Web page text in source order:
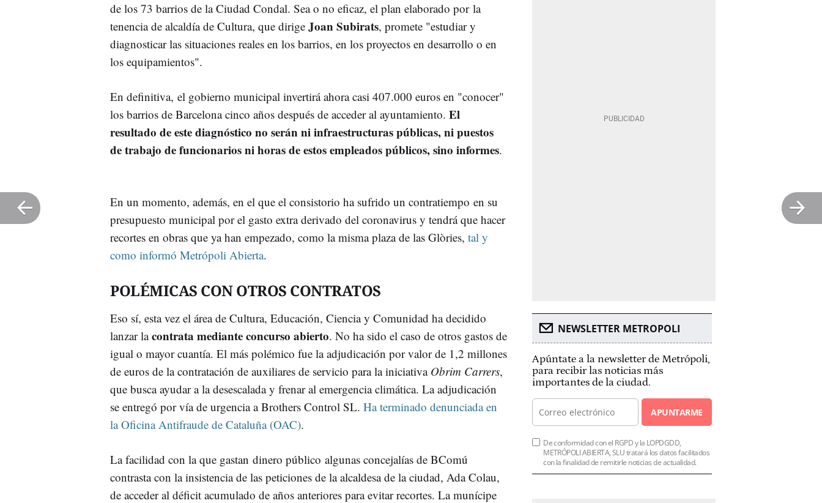
de los 73 barrios de la Ciudad Condal. Sea o no eficaz, el plan elaborado por la
tenencia de alcaldía de Cultura, que dirige Joan Subirats, promete "estudiar y
diagnosticar las situaciones reales en los barrios, en los proyectos en desarrollo o en
los equipamientos".
En definitiva, el gobierno municipal invertirá ahora casi 407.000 euros en "conocer"
los barrios de Barcelona cinco años después de acceder al ayuntamiento. El
resultado de este diagnóstico no serán ni infraestructuras públicas, ni puestos
de trabajo de funcionarios ni horas de estos empleados públicos, sino informes.
En un momento, además, en el que el consistorio ha sufrido un contratiempo en su
presupuesto municipal por el gasto extra derivado del coronavirus y tendrá que hacer
recortes en obras que ya han empezado, como la misma plaza de las Glòries, tal y
como informó Metrópoli Abierta.
POLÉMICAS CON OTROS CONTRATOS
Eso sí, esta vez el área de Cultura, Educación, Ciencia y Comunidad ha decidido
lanzar lacontrata mediante concurso abierto. No ha sido el caso de otros gastos de
igual o mayor cuantía. El más polémico fue la adjudicación por valor de 1,2 millones
de euros de la contratación de auxiliares de servicio para la iniciativa Obrim Carrers,
que busca ayudar a la desescalada y frenar al emergencia climática. La adjudicación
se entregó por vía de urgencia a Brothers Control SL. Ha terminado denunciada en
la Oficina Antifraude de Cataluña (OAC).
La facilidad con la que gastan dinero público algunas concejalías de BComú
contrasta con la insistencia de las peticiones de la alcaldesa de la ciudad, Ada Colau,
de acceder al déficit acumulado de años anteriores para evitar recortes. La munícipe
NEWSLETTER METROPOLI
Apúntate a la newsletter de Metrópoli,
para recibir las noticias más
importantes de la ciudad.
APUNTARME
De conformidad con el RGPD y la LOPDGDD,
METRÓPOLI ABIERTA, SLU tratará los datos facilitados
con la finalidad de remitirle noticias de actualidad.